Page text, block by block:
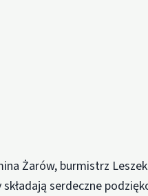
Żarów, burmistrz
serdeczne